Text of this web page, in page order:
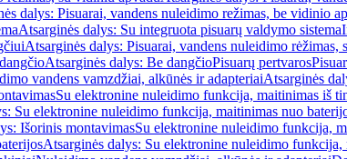
dalys: Pisuarai, vandens nuleidimo režimas, be vidinio
Atsarginės dalys: Su integruota pisuarų valdymo sistema
Atsarginės dalys: Pisuarai, vandens nuleidimo rėžimas,
Atsarginės dalys: Be dangčioPisuarų pertvaros
vandens vamzdžiai, alkūnės ir adapteriaiAtsarginės
Su elektronine nuleidimo funkcija, maitinimas iš
Su elektronine nuleidimo funkcija, maitinimas nuo
Išorinis montavimasSu elektronine nuleidimo funkcija,
Atsarginės dalys: Su elektronine nuleidimo funkcija,